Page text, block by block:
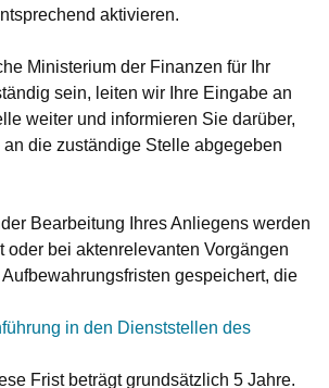
aktivieren.
Ministerium der Finanzen für Ihr
sein, leiten wir Ihre Eingabe an
weiter und informieren Sie darüber,
die zuständige Stelle abgegeben
Bearbeitung Ihres Anliegens werden
oder bei aktenrelevanten Vorgängen
gespeichert, die
in den Dienststellen des
neuen Fenster
Frist beträgt grundsätzlich 5 Jahre.